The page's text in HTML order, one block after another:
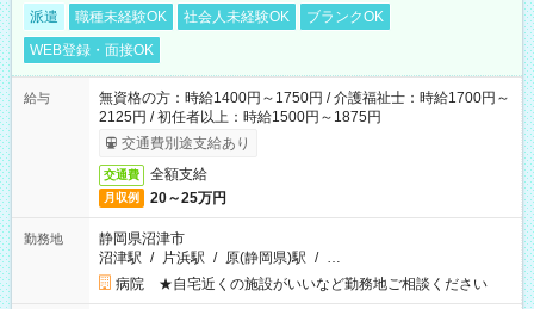
派遣 職種未経験OK 社会人未経験OK
ブランクOK
WEB登録・面接OK
給与
無資格の方：時給1400円～1750円 / 介護福祉士：時給1700円～
2125円 / 初任者以上：時給1500円～1875円
交通費別途支給あり
交通費 全額支給
月収例 20～25万円
勤務地
静岡県沼津市
沼津駅 / 片浜駅 / 原(静岡県)駅 / …
病院 ★自宅近くの施設がいいなど勤務地ご相談ください